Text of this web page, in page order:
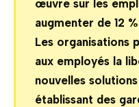
œuvre sur les
augmenter de 12
Les organisations
aux employés la
nouvelles
établissant des